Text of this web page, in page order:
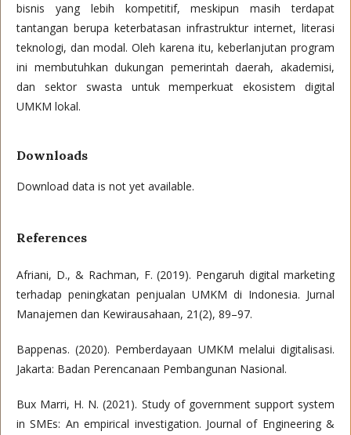
bisnis yang lebih kompetitif, meskipun masih terdapat
tantangan berupa keterbatasan infrastruktur internet, literasi
teknologi, dan modal. Oleh karena itu, keberlanjutan program
ini membutuhkan dukungan pemerintah daerah, akademisi,
dan sektor swasta untuk memperkuat ekosistem digital
UMKM lokal.
Downloads
Download data is not yet available.
References
Afriani, D., & Rachman, F. (2019). Pengaruh digital marketing
terhadap peningkatan penjualan UMKM di Indonesia. Jurnal
Manajemen dan Kewirausahaan, 21(2), 89–97.
Bappenas. (2020). Pemberdayaan UMKM melalui digitalisasi.
Jakarta: Badan Perencanaan Pembangunan Nasional.
Bux Marri, H. N. (2021). Study of government support system
in SMEs: An empirical investigation. Journal of Engineering &